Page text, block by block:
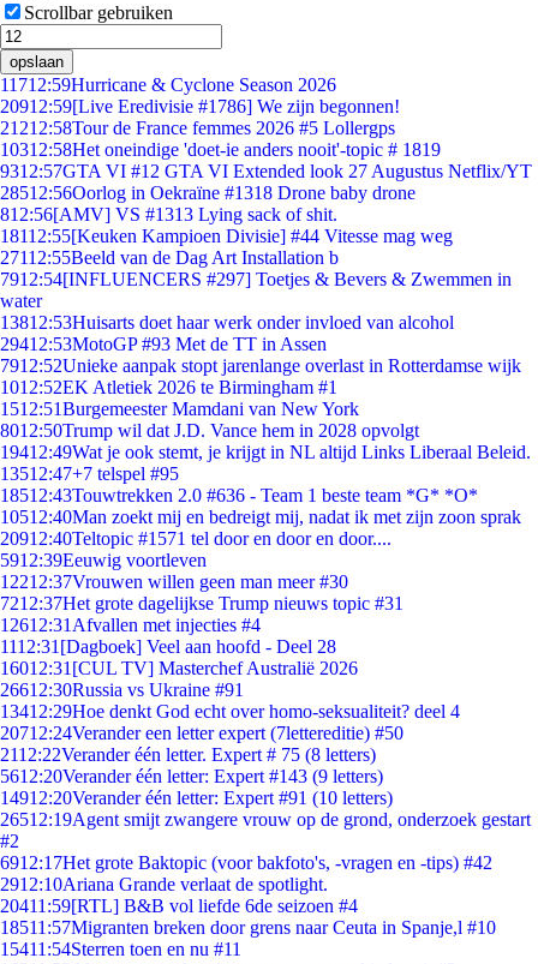
Scrollbar gebruiken
opslaan
11712:59Hurricane & Cyclone Season 2026
20912:59[Live Eredivisie #1786] We zijn begonnen!
21212:58Tour de France femmes 2026 #5 Lollergps
10312:58Het oneindige 'doet-ie anders nooit'-topic # 1819
9312:57GTA VI #12 GTA VI Extended look 27 Augustus Netflix/YT
28512:56Oorlog in Oekraïne #1318 Drone baby drone
812:56[AMV] VS #1313 Lying sack of shit.
18112:55[Keuken Kampioen Divisie] #44 Vitesse mag weg
27112:55Beeld van de Dag Art Installation b
7912:54[INFLUENCERS #297] Toetjes & Bevers & Zwemmen in
water
13812:53Huisarts doet haar werk onder invloed van alcohol
29412:53MotoGP #93 Met de TT in Assen
7912:52Unieke aanpak stopt jarenlange overlast in Rotterdamse wijk
1012:52EK Atletiek 2026 te Birmingham #1
1512:51Burgemeester Mamdani van New York
8012:50Trump wil dat J.D. Vance hem in 2028 opvolgt
19412:49Wat je ook stemt, je krijgt in NL altijd Links Liberaal Beleid.
13512:47+7 telspel #95
18512:43Touwtrekken 2.0 #636 - Team 1 beste team *G* *O*
10512:40Man zoekt mij en bedreigt mij, nadat ik met zijn zoon sprak
20912:40Teltopic #1571 tel door en door en door....
5912:39Eeuwig voortleven
12212:37Vrouwen willen geen man meer #30
7212:37Het grote dagelijkse Trump nieuws topic #31
12612:31 Afvallen met injecties #4
1112:31 [Dagboek] Veel aan hoofd - Deel 28
16012:31 [CUL TV] Masterchef Australië 2026
26612:30Russia vs Ukraine #91
13412:29Hoe denkt God echt over homo-seksualiteit? deel 4
20712:24Verander een letter expert (7lettereditie) #50
2112:22Verander één letter. Expert # 75 (8 letters)
5612:20Verander één letter: Expert #143 (9 letters)
14912:20Verander één letter: Expert #91 (10 letters)
26512:19Agent smijt zwangere vrouw op de grond, onderzoek gestart
#2
6912:17Het grote Baktopic (voor bakfoto's, -vragen en -tips) #42
2912:10Ariana Grande verlaat de spotlight.
20411:59[RTL] B&B vol liefde 6de seizoen #4
18511:57Migranten breken door grens naar Ceuta in Spanje,l #10
15411:54Sterren toen en nu #11